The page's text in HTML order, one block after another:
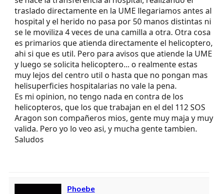
traslado directamente en la UME llegariamos antes al
hospital y el herido no pasa por 50 manos distintas ni
se le moviliza 4 veces de una camilla a otra. Otra cosa
es primarios que atienda directamente el helicoptero,
ahi si que es util. Pero para avisos que atiende la UME
y luego se solicita helicoptero... o realmente estas
muy lejos del centro util o hasta que no pongan mas
helisuperficies hospitalarias no vale la pena.
Es mi opinion, no tengo nada en contra de los
helicopteros, que los que trabajan en el del 112 SOS
Aragon son compañeros mios, gente muy maja y muy
valida. Pero yo lo veo asi, y mucha gente tambien.
Saludos
Phoebe